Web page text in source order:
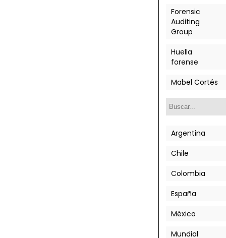
Forensic
Auditing
Group
Huella
forense
Mabel Cortés
Argentina
Chile
Colombia
España
México
Mundial